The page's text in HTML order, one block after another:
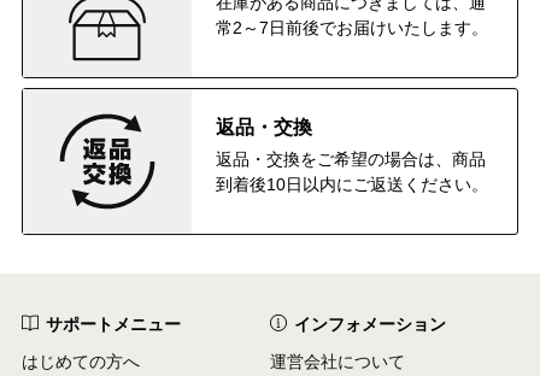
常2～7日前後でお届けいたします。
返品・交換
返品・交換をご希望の場合は、商品
到着後10日以内にご返送ください。
サポートメニュー
はじめての方へ
インフォメーション
運営会社について